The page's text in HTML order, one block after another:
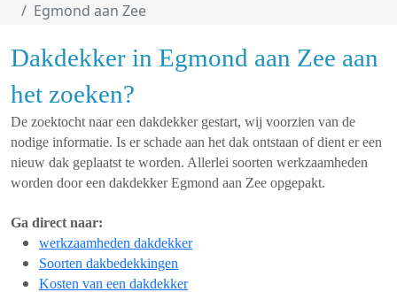
Egmond aan Zee
Dakdekker in Egmond aan Zee aan
het zoeken?
De zoektocht naar een dakdekker gestart, wij voorzien van de
nodige informatie. Is er schade aan het dak ontstaan of dient er een
nieuw dak geplaatst te worden. Allerlei soorten werkzaamheden
worden door een dakdekker Egmond aan Zee opgepakt.
Ga direct naar:
werkzaamheden dakdekker
Soorten dakbedekkingen
Kosten van een dakdekker